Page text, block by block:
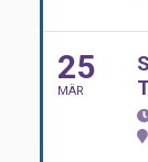
25
MÄR